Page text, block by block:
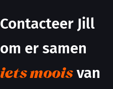
Contacteer Jill
om er samen
iets moois van